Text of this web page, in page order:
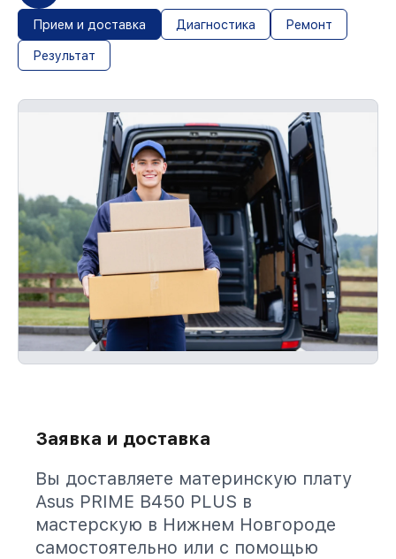
Прием и доставка Диагностика Ремонт
Результат
Заявка и доставка
Вы доставляете материнскую плату
Asus PRIME B450 PLUS в
мастерскую в Нижнем Новгороде
самостоятельно или с помощью